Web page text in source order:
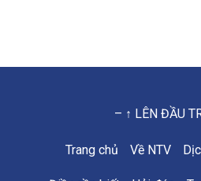
– ↑ LÊN ĐẦU
Trang chủ Về NTV